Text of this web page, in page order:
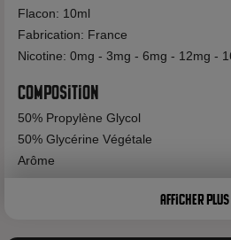
Flacon: 10ml
Fabrication: France
Nicotine: 0mg - 3mg - 6mg - 12mg -
Composition
50% Propylène Glycol
50% Glycérine Végétale
Arôme